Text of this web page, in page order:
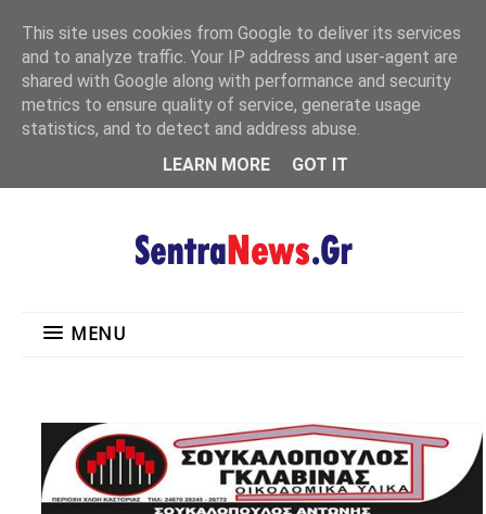
MENU
MENU
This site uses cookies from Google to deliver its services
and to analyze traffic. Your IP address and user-agent are
shared with Google along with performance and security
metrics to ensure quality of service, generate usage
statistics, and to detect and address abuse.
LEARN MORE
GOT IT